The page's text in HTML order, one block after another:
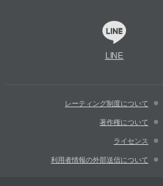
LINE
レーティング制度について
著作権について
ライセンス
利用者情報の外部送信について